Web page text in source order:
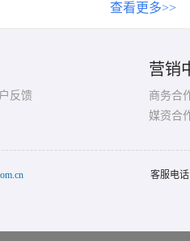
查看更多>>
反馈
营销
商务合
媒资合
客服电